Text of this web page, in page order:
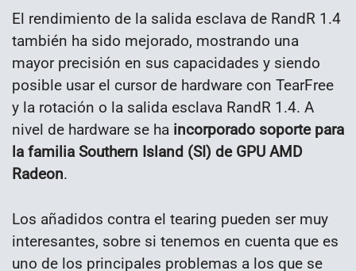
El rendimiento de la salida esclava de RandR 1.4
también ha sido mejorado, mostrando una
mayor precisión en sus capacidades y siendo
posible usar el cursor de hardware con TearFree
y la rotación o la salida esclava RandR 1.4. A
nivel de hardware se ha incorporado soporte para
la familia Southern Island (SI) de GPU AMD
Radeon.
Los añadidos contra el tearing pueden ser muy
interesantes, sobre si tenemos en cuenta que es
uno de los principales problemas a los que se